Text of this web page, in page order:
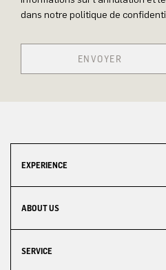
dans notre politique de
ENVOYER
EXPERIENCE
ABOUT US
SERVICE